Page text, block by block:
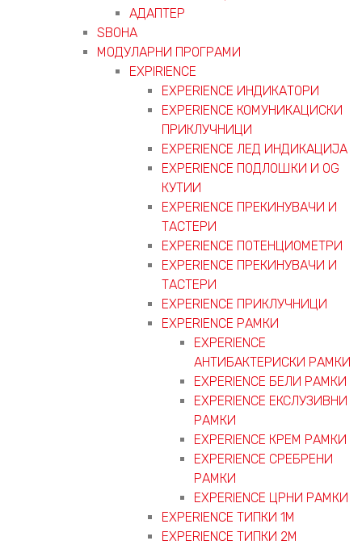
АДАПТЕР
ЅВОНА
МОДУЛАРНИ ПРОГРАМИ
EXPIRIENCE
EXPERIENCE ИНДИКАТОРИ
EXPERIENCE КОМУНИКАЦИСКИ
ПРИКЛУЧНИЦИ
EXPERIENCE ЛЕД ИНДИКАЦИЈА
EXPERIENCE ПОДЛОШКИ И OG
КУТИИ
EXPERIENCE ПРЕКИНУВАЧИ И
ТАСТЕРИ
EXPERIENCE ПОТЕНЦИОМЕТРИ
EXPERIENCE ПРЕКИНУВАЧИ И
ТАСТЕРИ
EXPERIENCE ПРИКЛУЧНИЦИ
EXPERIENCE РАМКИ
EXPERIENCE
АНТИБАКТЕРИСКИ РАМКИ
EXPERIENCE БЕЛИ РАМКИ
EXPERIENCE ЕКСЛУЗИВНИ
РАМКИ
EXPERIENCE КРЕМ РАМКИ
EXPERIENCE СРЕБРЕНИ
РАМКИ
EXPERIENCE ЦРНИ РАМКИ
EXPERIENCE ТИПКИ 1M
EXPERIENCE ТИПКИ 2М